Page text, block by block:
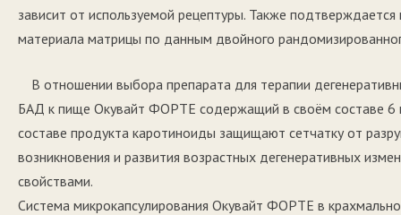
зависит от используемой рецептуры. Также
материала матрицы по данным двойного
В отношении выбора препарата для терапии
БАД к пище Окувайт ФОРТЕ содержащий в своём составе 6
составе продукта каротиноиды защищают сетчатку от
возникновения и развития возрастных дегенеративных
свойствами.
Система микрокапсулирования Окувайт ФОРТЕ в